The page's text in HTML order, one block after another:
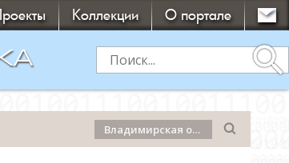
Коллекции О портале
search